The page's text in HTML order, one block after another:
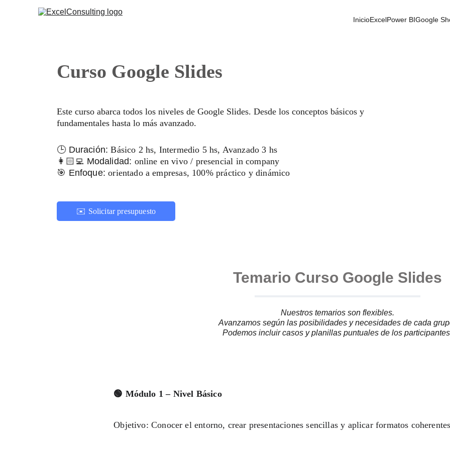
InicioExcelPower BIGoogle
Curso Google Slides
Este curso abarca todos los niveles de Google Slides. Desde los conceptos básicos y
fundamentales hasta lo más avanzado.
🕒 Duración: Básico 2 hs, Intermedio 5 hs, Avanzado 3 hs
👩🏻‍💻 Modalidad: online en vivo / presencial in company
🎯 Enfoque: orientado a empresas, 100% práctico y dinámico
✉️ Solicitar presupuesto
Temario Curso Google Slides
Nuestros temarios son flexibles.
Avanzamos según las posibilidades y necesidades de cada
Podemos incluir casos y planillas puntuales de los
🟢 Módulo 1 – Nivel Básico
Objetivo: Conocer el entorno, crear presentaciones sencillas y aplicar formatos